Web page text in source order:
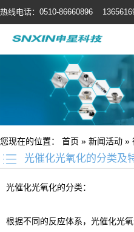
热线电话：0510-86660896
您现在的位置： 首页 » 新闻活动 »
光催化光氧化的分类及
光催化光氧化的分类：
根据不同的反应体系，光催化光